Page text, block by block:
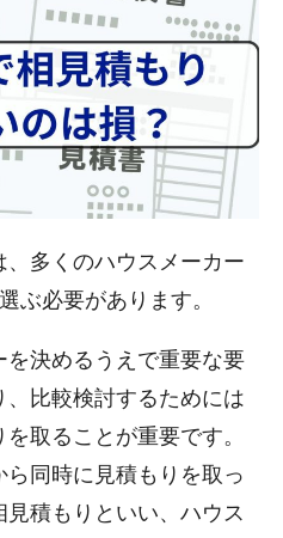
多くのハウスメーカー
ぶ必要があります。
決めるうえで重要な要
比較検討するためには
取ることが重要です。
同時に見積もりを取っ
積もりといい、ハウス